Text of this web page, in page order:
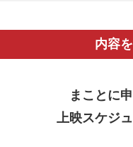
内容
まことに
上映スケジ